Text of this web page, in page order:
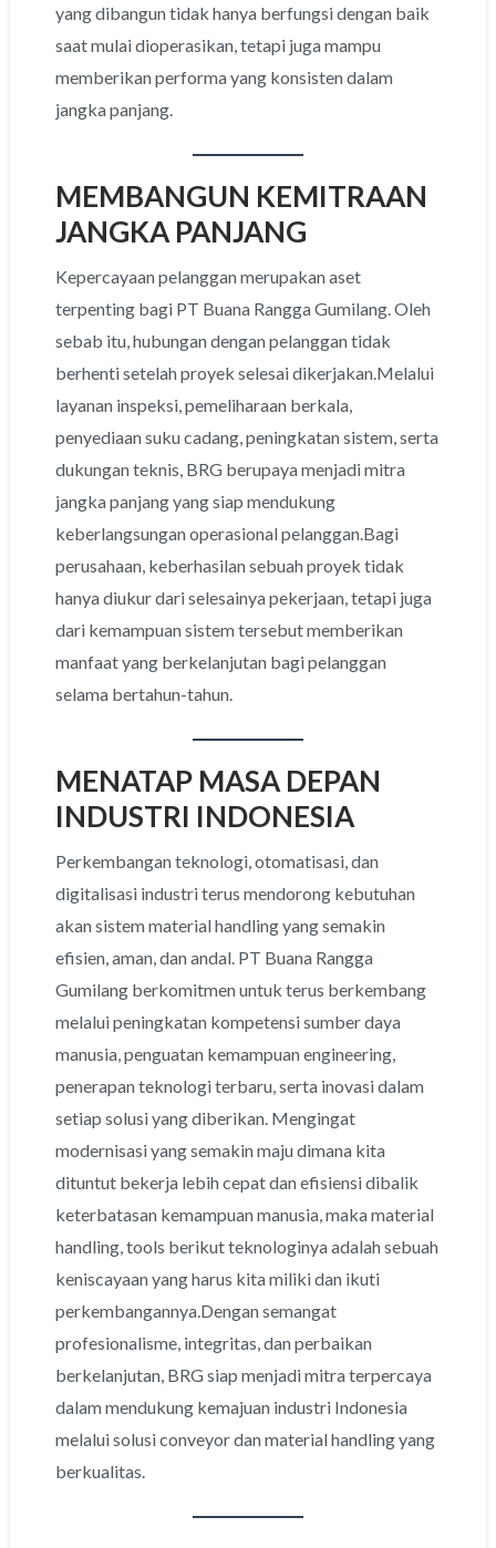
yang dibangun tidak hanya berfungsi dengan baik
saat mulai dioperasikan, tetapi juga mampu
memberikan performa yang konsisten dalam
jangka panjang.
MEMBANGUN KEMITRAAN
JANGKA PANJANG
Kepercayaan pelanggan merupakan aset
terpenting bagi PT Buana Rangga Gumilang. Oleh
sebab itu, hubungan dengan pelanggan tidak
berhenti setelah proyek selesai dikerjakan.Melalui
layanan inspeksi, pemeliharaan berkala,
penyediaan suku cadang, peningkatan sistem, serta
dukungan teknis, BRG berupaya menjadi mitra
jangka panjang yang siap mendukung
keberlangsungan operasional pelanggan.Bagi
perusahaan, keberhasilan sebuah proyek tidak
hanya diukur dari selesainya pekerjaan, tetapi juga
dari kemampuan sistem tersebut memberikan
manfaat yang berkelanjutan bagi pelanggan
selama bertahun-tahun.
MENATAP MASA DEPAN
INDUSTRI INDONESIA
Perkembangan teknologi, otomatisasi, dan
digitalisasi industri terus mendorong kebutuhan
akan sistem material handling yang semakin
efisien, aman, dan andal. PT Buana Rangga
Gumilang berkomitmen untuk terus berkembang
melalui peningkatan kompetensi sumber daya
manusia, penguatan kemampuan engineering,
penerapan teknologi terbaru, serta inovasi dalam
setiap solusi yang diberikan. Mengingat
modernisasi yang semakin maju dimana kita
dituntut bekerja lebih cepat dan efisiensi dibalik
keterbatasan kemampuan manusia, maka material
handling, tools berikut teknologinya adalah sebuah
keniscayaan yang harus kita miliki dan ikuti
perkembangannya.Dengan semangat
profesionalisme, integritas, dan perbaikan
berkelanjutan, BRG siap menjadi mitra terpercaya
dalam mendukung kemajuan industri Indonesia
melalui solusi conveyor dan material handling yang
berkualitas.